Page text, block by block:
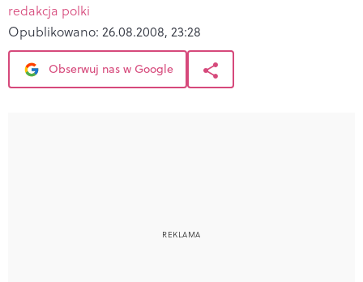
redakcja polki
Opublikowano: 26.08.2008, 23:28
Obserwuj nas w Google